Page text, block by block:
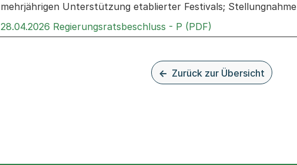
mehrjährigen Unterstützung etablierter Festivals; Stellungnahme
28.04.2026 Regierungsratsbeschluss - P (PDF)
Zurück zur Übersicht